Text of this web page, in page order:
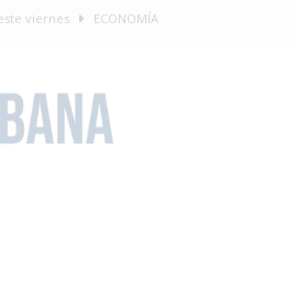
viernes ECONOMÍA
Rosell rechaza el exilio forzado